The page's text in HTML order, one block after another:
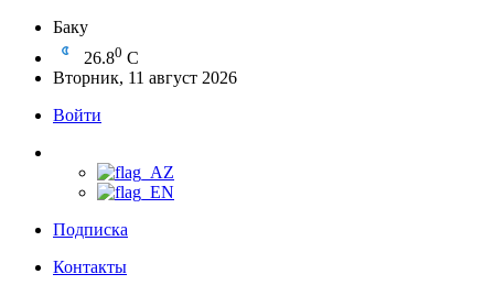
Баку
26.80 C
Вторник, 11 август 2026
Войти
Подписка
Контакты